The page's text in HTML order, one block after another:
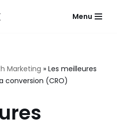
Menu
Marketing » Les meilleures
conversion (CRO)